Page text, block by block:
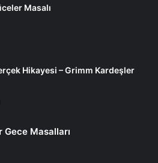
Masalı
Hikayesi – Grimm Kardeşler
Gece Masalları